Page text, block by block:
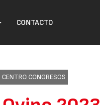
CONTACTO
CONGRESOS